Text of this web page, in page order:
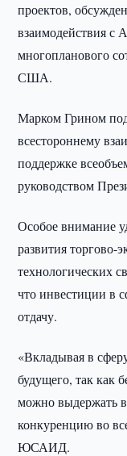
проектов,
взаимодействия с
многопланового
США.
Марком Грином
всестороннему
поддержке
руководством
Особое внимание
развития торгово-
технологических
что инвестиции в
отдачу.
«Вкладывая в
будущего, так как
можно выдержать
конкуренцию во
ЮСАИД.